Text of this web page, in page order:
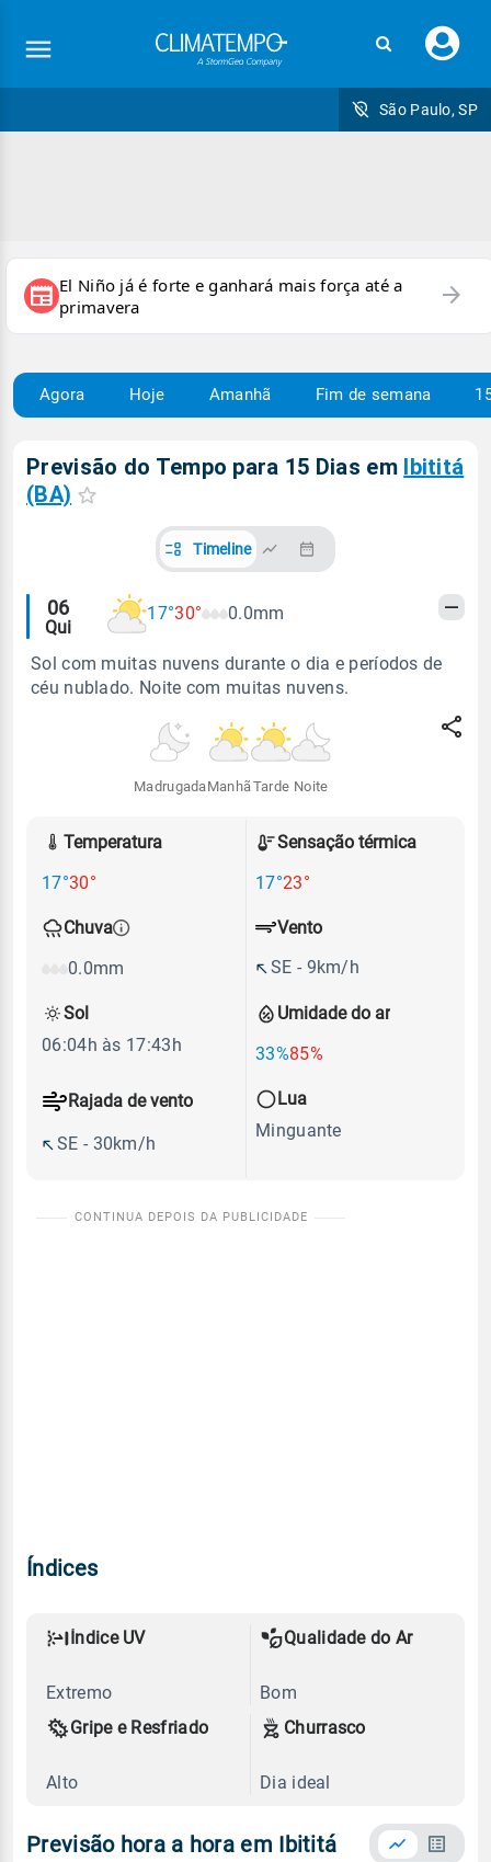
seu
São Paulo, SP
newspaper El Niño já é forte e ganhará mais força até a
primavera
arrow_forward
Agora Hoje Amanhã Fim de semana
Previsão do Tempo para 15 Dias em Ibititá
(BA)
Timeline
Alertas
meteorológicos
06
Qui
17°30° 0.0mm
Sol com muitas nuvens durante o dia e períodos de
céu nublado. Noite com muitas nuvens.
Madrugada Manhã Tarde Noite
Temperatura
17°30°
Sensação térmica
17°23°
Chuva
0.0mm
Umidade do ar
33%85%
Vento
SE - 9km/h
Rajada de vento
SE - 30km/h
Sol
06:04h às 17:43h
Lua
Minguante
Índices
Índice UV
Extremo
Qualidade do Ar
Bom
Gripe e Resfriado
Alto
Churrasco
Dia ideal
Previsão hora a hora em Ibititá